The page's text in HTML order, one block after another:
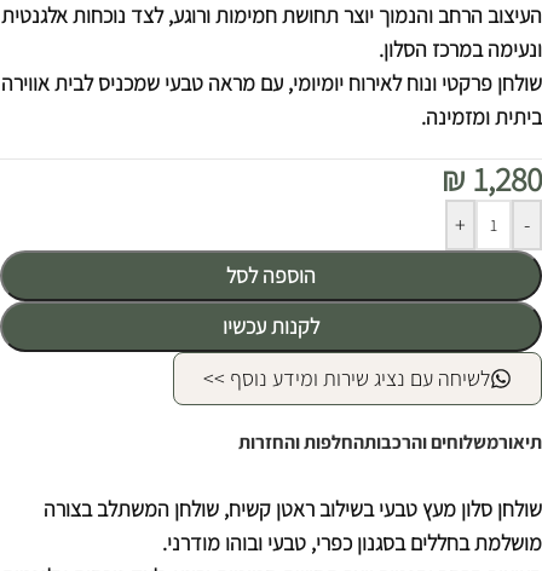
העיצוב הרחב והנמוך יוצר תחושת חמימות ורוגע, לצד נוכחות אלגנטית
ונעימה במרכז הסלון.
שולחן פרקטי ונוח לאירוח יומיומי, עם מראה טבעי שמכניס לבית אווירה
ביתית ומזמינה.
₪ 1,280
-
+
הוספה לסל
לקנות עכשיו
Alternative:
לשיחה עם נציג שירות ומידע נוסף >>
תיאורמשלוחים והרכבותהחלפות והחזרות
שולחן סלון מעץ טבעי בשילוב ראטן קשיח, שולחן המשתלב בצורה
מושלמת בחללים בסגנון כפרי, טבעי ובוהו מודרני.